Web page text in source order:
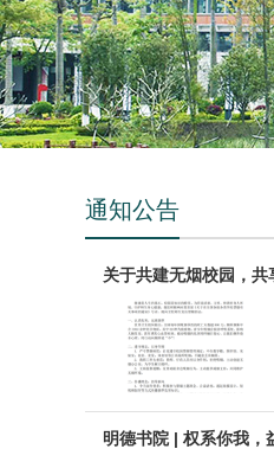
通知公告
关于共建无烟校园，
明德书院 | 权系你我，